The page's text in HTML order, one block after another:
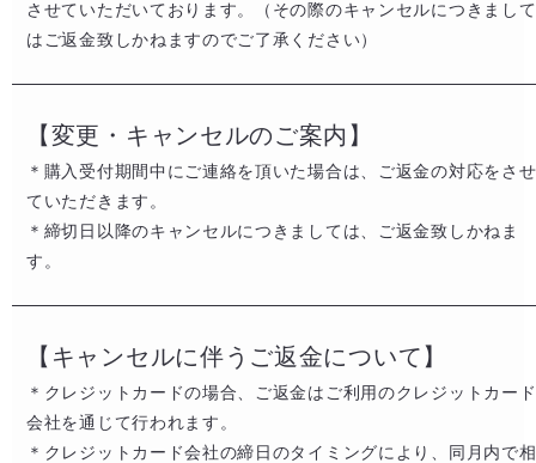
させていただいております。（その際のキャンセルにつきまして
はご返金致しかねますのでご了承ください）
【変更・キャンセルのご案内】
＊購入受付期間中にご連絡を頂いた場合は、ご返金の対応をさせ
ていただきます。
＊締切日以降のキャンセルにつきましては、ご返金致しかねま
す。
【キャンセルに伴うご返金について】
＊クレジットカードの場合、ご返金はご利用のクレジットカード
会社を通じて行われます。
＊クレジットカード会社の締日のタイミングにより、同月内で相